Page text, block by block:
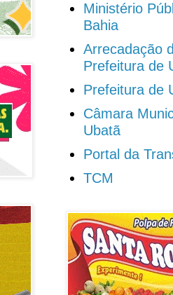
Ministério
Bahia
Arrecadação
Prefeitura de
Prefeitura de
Câmara
Ubatã
Portal da
TCM